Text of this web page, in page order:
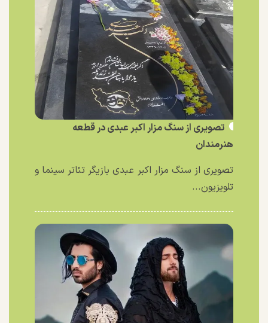
تصویری از سنگ مزار اکبر عبدی در قطعه
هنرمندان
تصویری از سنگ مزار اکبر عبدی بازیگر تئاتر سینما و
تلویزیون...